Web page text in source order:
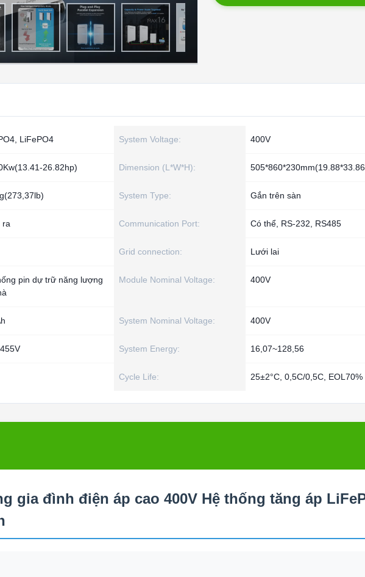
LiFePO4 System Voltage: 400V
26.82hp) Dimension (L*W*H):
System Type: Gắn trên sàn
ra Communication Port: Có thể, RS-232, RS485
Grid connection: Lưới lai
pin dự trữ năng lượng
Module Nominal Voltage: 400V
System Nominal Voltage: 400V
System Energy: 16,07~128,56
Cycle Life: 25±2°C, 0,5C/0,5C,
gia đình điện áp cao 400V Hệ thống tăng áp